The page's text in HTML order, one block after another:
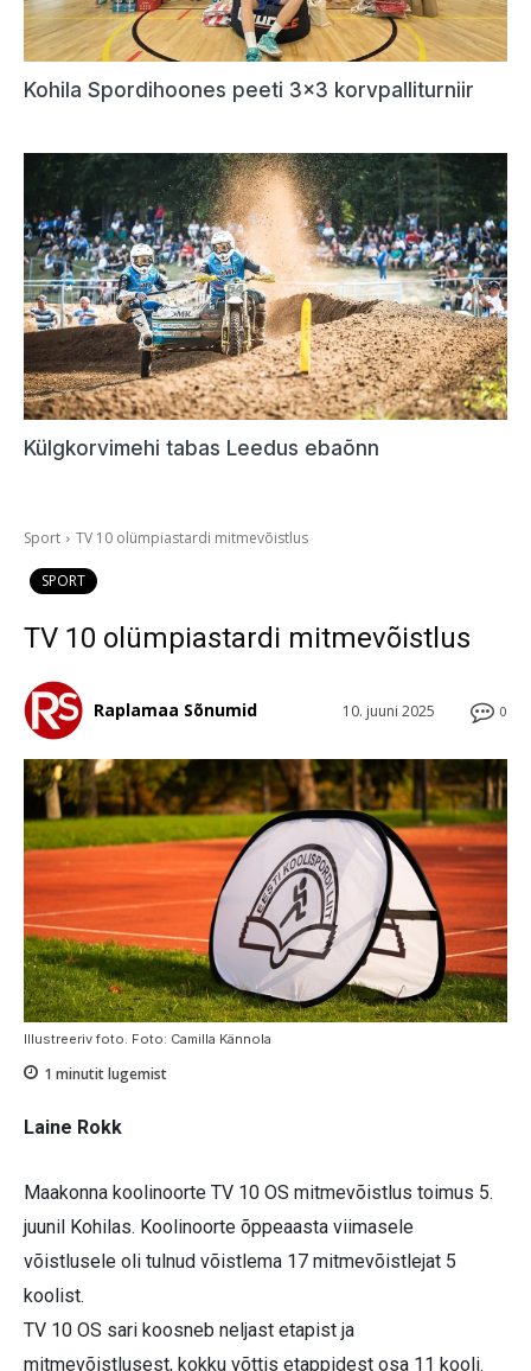
Kohila Spordihoones peeti 3×3 korvpalliturniir
Külgkorvimehi tabas Leedus ebaõnn